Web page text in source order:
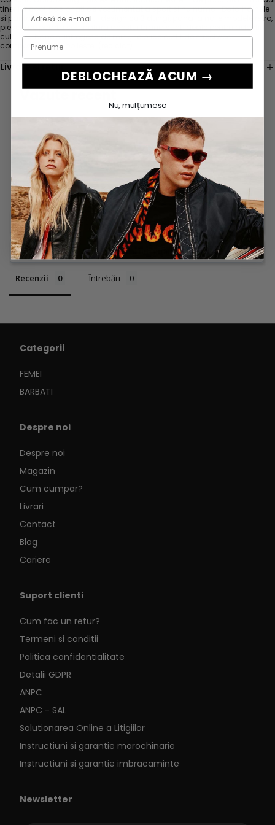
tinerilor cool, pasionati de vestimentatia sport si nu numai. De la hainele
si pantofii cu deja celebrul design cu 3 dungi, pana la noile modele retro,
piesele ce poarta semnatura acestui brand sunt ideale pentru adeptii
culturii urbane si intregesc de minune orice outfit de streetwear.
compozitie: 100% poliester (reciclat)
Livrare si retur
Vazute recent
Scrie o recenzie
Pune o intrebare
Recenzii Întrebări
Categorii
FEMEI
BARBATI
Despre noi
Despre noi
Magazin
Cum cumpar?
Livrari
Contact
Blog
Cariere
Suport clienti
Cum fac un retur?
Termeni si conditii
Politica confidentialitate
Detalii GDPR
ANPC
ANPC - SAL
Solutionarea Online a Litigiilor
Instructiuni si garantie marochinarie
Instructiuni si garantie imbracaminte
Newsletter
Este necesară autentificarea
Conectați-vă la contul dvs. pentru a adăuga
produse la lista de dorințe și pentru a vizualiza
DEBLOCHEAZĂ ACUM →
Nu, mulțumesc